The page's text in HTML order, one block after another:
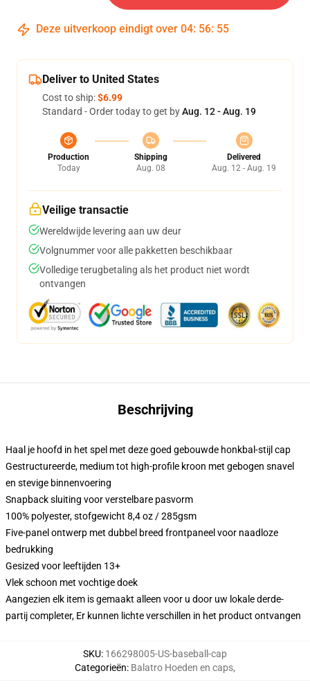
Deze uitverkoop eindigt over 04: 56: 54
Deliver to United States
Cost to ship:$6.99
Standard - Order today to get byAug. 12 - Aug. 19
Production
Today
Shipping
Aug. 08
Delivered
Aug. 12 - Aug. 19
Veilige transactie
Wereldwijde levering aan uw deur
Volgnummer voor alle pakketten beschikbaar
Volledige terugbetaling als het product niet wordt
ontvangen
Beschrijving
Haal je hoofd in het spel met deze goed gebouwde honkbal-stijl cap
Gestructureerde, medium tot high-profile kroon met gebogen snavel
en stevige binnenvoering
Snapback sluiting voor verstelbare pasvorm
100% polyester, stofgewicht 8,4 oz / 285gsm
Five-panel ontwerp met dubbel breed frontpaneel voor naadloze
bedrukking
Gesized voor leeftijden 13+
Vlek schoon met vochtige doek
Aangezien elk item is gemaakt alleen voor u door uw lokale derde-
partij completer, Er kunnen lichte verschillen in het product ontvangen
SKU: 166298005-US-baseball-cap
Categorieën: Balatro Hoeden en caps,